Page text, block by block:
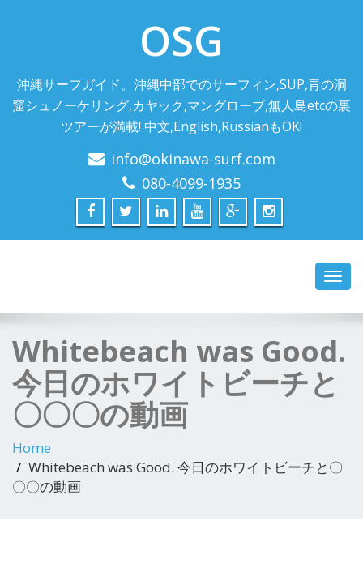
OSG
沖縄サーフガイド。沖縄中部でのサーフィン,SUP,青の洞
窟シュノーケリング,カヤック,マングローブ,無人島etcの裏
ツアーが満載! 中文,English,RussianもOK!
info@okinawa-surf.com
080-4099-1935
Whitebeach was Good.
今日のホワイトビーチと
〇〇〇の動画
Home
Whitebeach was Good. 今日のホワイトビーチと〇
〇〇の動画